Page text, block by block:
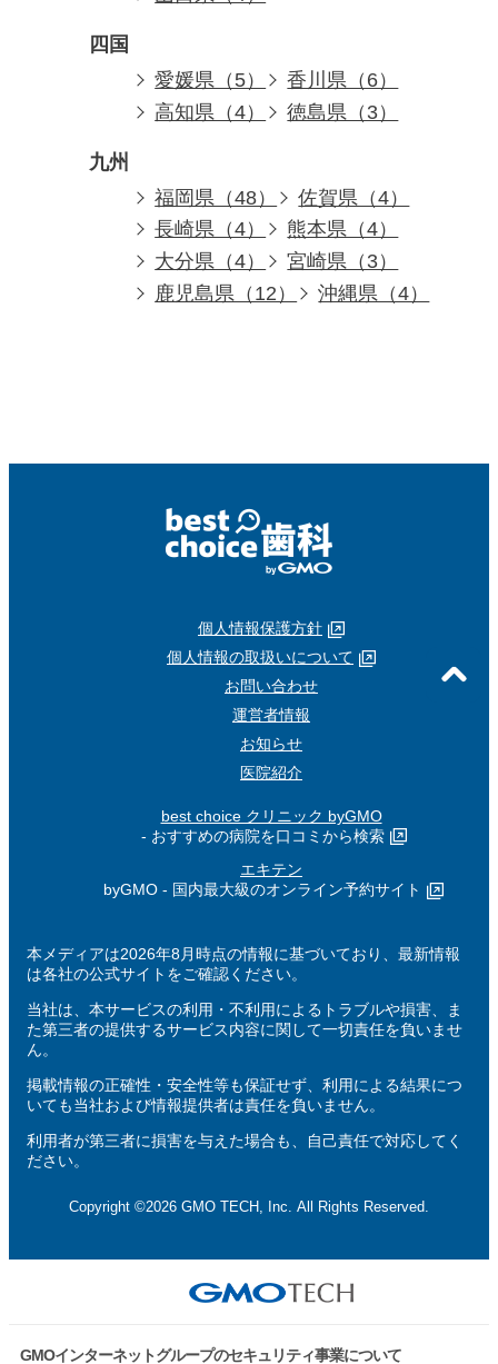
四国
愛媛県（5）
香川県（6）
高知県（4）
徳島県（3）
九州
福岡県（48）
佐賀県（4）
長崎県（4）
熊本県（4）
大分県（4）
宮崎県（3）
鹿児島県（12）
沖縄県（4）
個人情報保護方針
個人情報の取扱いについて
お問い合わせ
運営者情報
お知らせ
医院紹介
best choice クリニック byGMO
- おすすめの病院を口コミから検索
エキテン
byGMO - 国内最大級のオンライン予約サイト
本メディアは2026年8月時点の情報に基づいており、最新情報
は各社の公式サイトをご確認ください。
当社は、本サービスの利用・不利用によるトラブルや損害、ま
た第三者の提供するサービス内容に関して一切責任を負いませ
ん。
掲載情報の正確性・安全性等も保証せず、利用による結果につ
いても当社および情報提供者は責任を負いません。
利用者が第三者に損害を与えた場合も、自己責任で対応してく
ださい。
Copyright ©2026 GMO TECH, Inc. All Rights Reserved.
GMOインターネットグループのセキュリティ事業について